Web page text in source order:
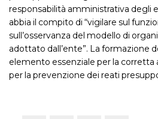
responsabilità amministrativa degli
abbia il compito di “vigilare sul
sull’osservanza del modello di
adottato dall’ente”. La formazione
elemento essenziale per la corretta
per la prevenzione dei reati